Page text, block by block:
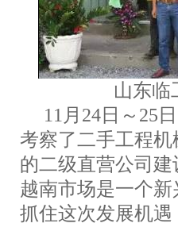
山东临
11月24日～25
考察了二手工程机
的二级直营公司
越南市场是一个
抓住这次发展机